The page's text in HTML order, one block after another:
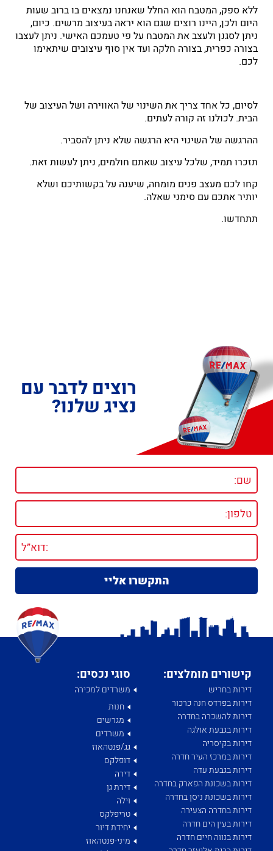
ללא ספק, המטבח הוא החלל שאנחנו נמצאים בו ברוב שעות
היום ולכן, היינו רוצים שגם הוא יראה בעיצוב מרשים. כיום,
ניתן לסגנן ולעצב את המטבח על פי טעמכם האישי. ניתן לעצבו
בצורה כפרית, בצורה חלקה ועד אין סוף עיצובים שיתאימו
לכם.
לסיום, כל אחד צריך את השינוי של האווירה ושל העיצוב של
הבית. לכולנו זה קורה לעתים.
ההרגשה של השינוי היא הרגשה שלא ניתן להסביר.
תזכרו תמיד, שלכל עיצוב שאתם חולמים, ניתן לעשות זאת.
קחו לכם מעצב פנים מומחה, שיענה על בקשותיכם ושלא
יותיר אתכם עם סימני שאלה.
תתחדשו.
רוצים לדבר עם
נציג שלנו?
קישורים מומלצים:
דירות בחריש
דירות בפרדס חנה כרכור
דירות להשכרה בחדרה
דירות בגבעת אולגה
דירות בקיסריה
דירות במרכז העיר חדרה
דירות בגבעת עדה
דירות בשכונת הפארק בחדרה
דירות בשכונת ניסן בחדרה
דירות בחדרה הצעירה
דירות בעין הים חדרה
דירות בנווה חיים חדרה
סוגי נכסים:
משרדים למכירה
חנות
מגרשים
משרדים
גג/פנטהאוז
דופלקס
דירה
דירת גן
וילה
טריפלקס
יחידת דיור
מיני-פנטהאוז